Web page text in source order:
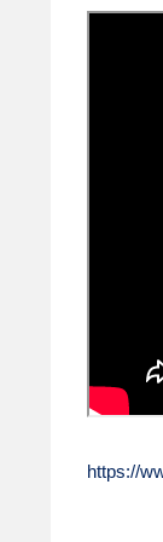
https://